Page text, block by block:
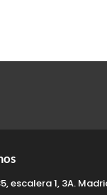
escalera 1, 3A.